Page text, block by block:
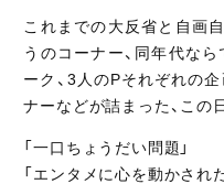
これまでの大反省と自画
うのコーナー、同年代な
ーク、3人のPそれぞれの
ナーなどが詰まった、この
「一口ちょうだい問題」
「エンタメに心を動かされ